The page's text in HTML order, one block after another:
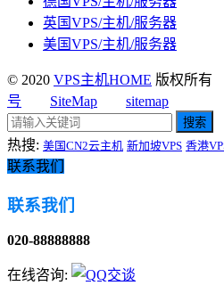
英国VPS/主机/服务器
美国VPS/主机/服务器
© 2020 VPS主机HOME 版权所
号
SiteMap sitemap
搜索
热搜: 美国CN2云主机 新加坡VPS 香港
联系我们
联系我们
020-88888888
在线咨询: